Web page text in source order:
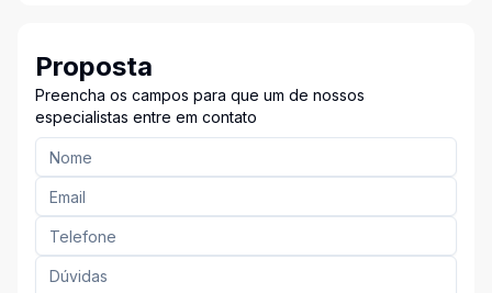
Proposta
Preencha os campos para que um de nossos
especialistas entre em contato